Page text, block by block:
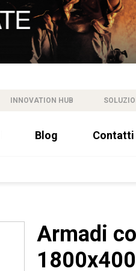
INNOVATION HUB
Blog Contatti
Armadi